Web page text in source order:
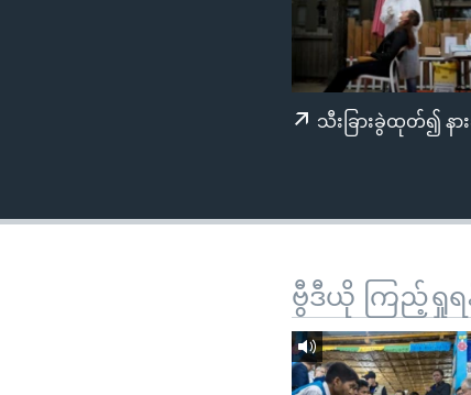
ရန်
သီးခြားခွဲထုတ်၍ န
ဗွီဒီယို ကြည့်ရှုရ